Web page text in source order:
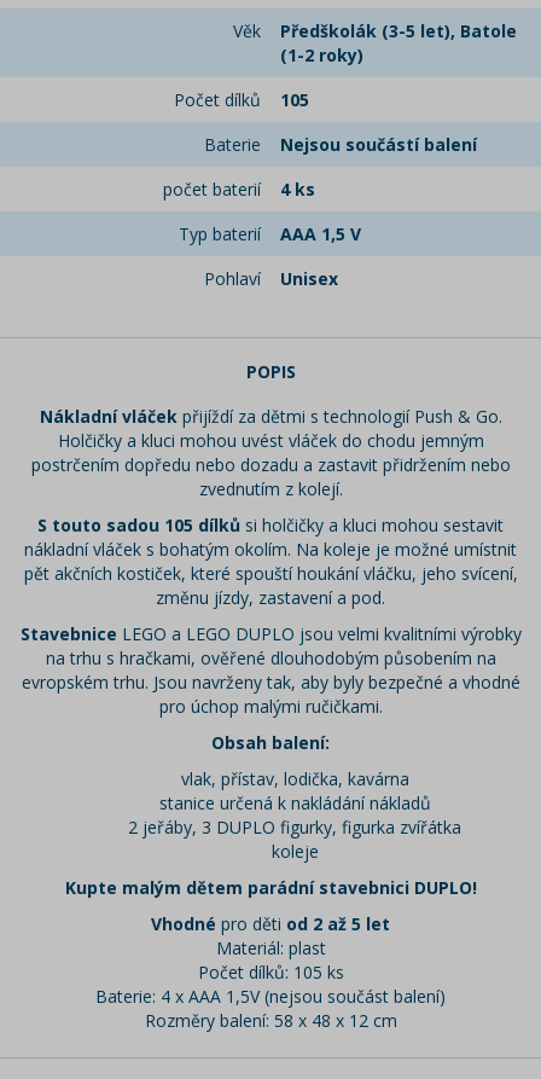
Věk
Předškolák (3-5 let), Batole
(1-2 roky)
Počet dílků
105
Baterie
Nejsou součástí balení
počet baterií
4 ks
Typ baterií
AAA 1,5 V
Pohlaví
Unisex
POPIS
Nákladní vláčekpřijíždí za dětmi s technologií Push & Go.
Holčičky a kluci mohou uvést vláček do chodu jemným
postrčením dopředu nebo dozadu a zastavit přidržením nebo
zvednutím z kolejí.
S touto sadou 105 dílků si holčičky a kluci mohou sestavit
nákladní vláček s bohatým okolím. Na koleje je možné umístnit
pět akčních kostiček, které spouští houkání vláčku, jeho svícení,
změnu jízdy, zastavení a pod.
Stavebnice LEGO a LEGO DUPLO jsou velmi kvalitními výrobky
na trhu s hračkami, ověřené dlouhodobým působením na
evropském trhu. Jsou navrženy tak, aby byly bezpečné a vhodné
pro úchop malými ručičkami.
Obsah balení:
vlak, přístav, lodička, kavárna
stanice určená k nakládání nákladů
2 jeřáby, 3 DUPLO figurky, figurka zvířátka
koleje
Kupte malým dětem parádní stavebnici DUPLO!
Vhodné pro děti od 2 až 5 let
Materiál: plast
Počet dílků: 105 ks
Baterie: 4 x AAA 1,5V (nejsou součást balení)
Rozměry balení: 58 x 48 x 12 cm